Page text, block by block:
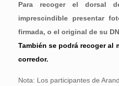
Para recoger el dorsal
imprescindible presentar
firmada, o el original de su
También se podrá recoger al
corredor.
Nota: Los participantes de